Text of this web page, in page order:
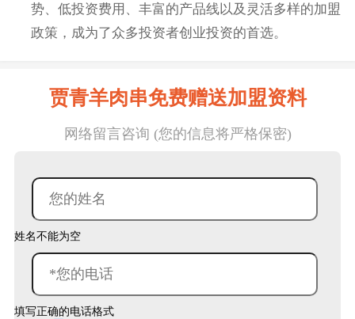
势、低投资费用、丰富的产品线以及灵活多样的加盟
政策，成为了众多投资者创业投资的首选。
贾青羊肉串免费赠送加盟资料
网络留言咨询 (您的信息将严格保密)
姓名不能为空
填写正确的电话格式